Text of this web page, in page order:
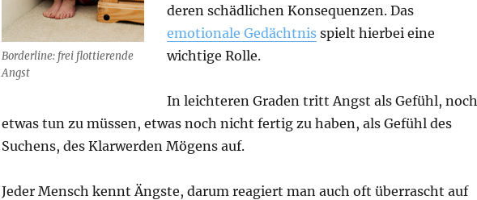
Borderline: frei flottierende
Angst
deren schädlichen Konsequenzen. Das
emotionale Gedächtnisspielt hierbei eine
wichtige Rolle.
In leichteren Graden tritt Angst als Gefühl, noch
etwas tun zu müssen, etwas noch nicht fertig zu haben, als Gefühl des
Suchens, des Klarwerden Mögens auf.
Jeder Mensch kennt Ängste, darum reagiert man auch oft überrascht auf